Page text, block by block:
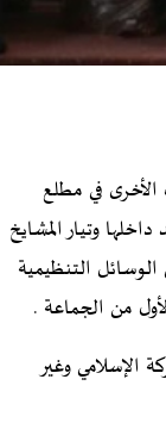
في مطلع
وتيار المشايخ
التنظيمية
من الجماعة .
الإسلامي وغير